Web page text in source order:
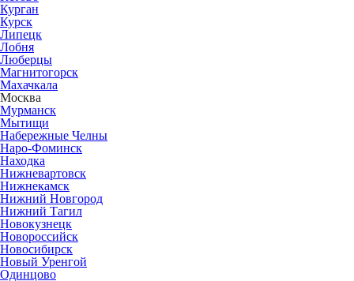
Курган
Курск
Липецк
Лобня
Люберцы
Магнитогорск
Махачкала
Москва
Мурманск
Мытищи
Набережные Челны
Наро-Фоминск
Находка
Нижневартовск
Нижнекамск
Нижний Новгород
Нижний Тагил
Новокузнецк
Новороссийск
Новосибирск
Новый Уренгой
Одинцово